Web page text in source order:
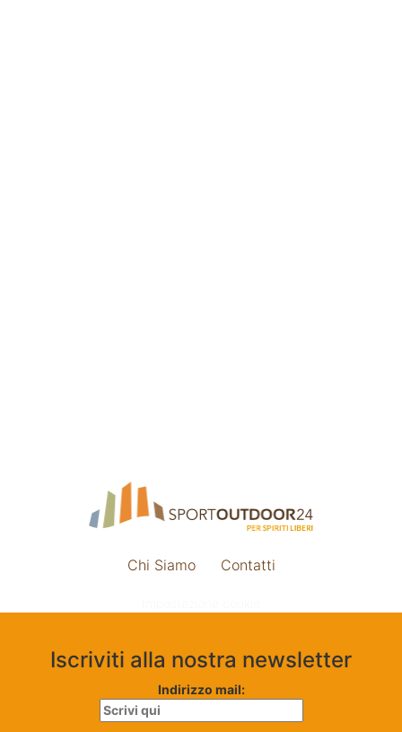
Chi Siamo Contatti
Iscriviti alla nostra newsletter
Indirizzo mail: